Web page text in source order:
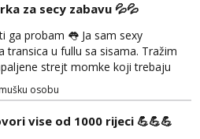
poziv. Sl. Brod moj prostor
Hrvatske mobilan !
tražim samo žene...
za secy zabavu 💦💦
ga probam 👅 Ja sam sexy
transica u fullu sa sisama. Tražim
strejt momke koji trebaju
pražnjenje kite. Samo za dobre
drže do sebe. Imaj neku sliku.
bez slike - nema odgovora.
Poruke WhatsApp: 0998667649
osobu
vise od 1000 rijeci 💪💪💪